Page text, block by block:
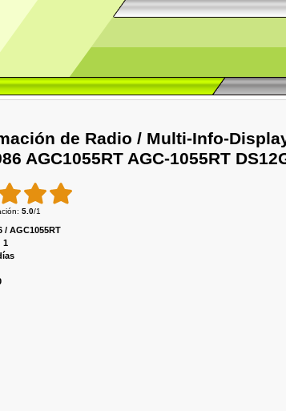
de Radio / Multi-Info-
AGC1055RT AGC-1055RT
: 5.0/1
/ AGC1055RT
1